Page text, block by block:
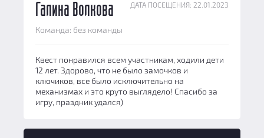
ДАТА ПОСЕЩЕНИЯ: 22.01.2023
Галина Волкова
Команда: без команды
Квест понравился всем участникам, ходили дети
12 лет. Здорово, что не было замочков и
ключиков, все было исключительно на
механизмах и это круто выглядело! Спасибо за
игру, праздник удался)